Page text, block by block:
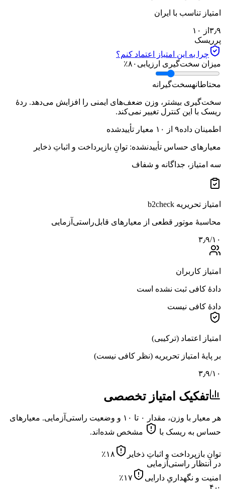
امتیاز تناسب با ایران
۳٫۹ از ۱۰
پرریسک
چرا به این امتیاز اعتماد کنم؟
میزان سخت‌گیری ارزیابی ۸۰٪
محتاطانهسخت‌گیرانه
سخت‌گیری بیشتر، وزن ضعف‌های ایمنی را افزایش می‌دهد. ردهٔ
ریسک با این کنترل تغییر نمی‌کند.
اطمینان داده۹ از ۱۰ معیار تأییدشده
معیارهای حساس تأییدنشده: توانِ بازپرداخت و اثباتِ ذخایر
سه امتیاز، جداگانه و شفاف
امتیاز تحریریه b2check
محاسبهٔ موتور قطعی از معیارهای قابل‌راستی‌آزمایی
۳٫۹/۱۰
امتیاز کاربران
دادهٔ کافی ثبت نشده است
دادهٔ کافی نیست
امتیاز اعتماد (ترکیبی)
بر پایهٔ امتیاز تحریریه (نظر کافی نیست)
۳٫۹/۱۰
تفکیک امتیاز تخصصی
هر معیار با وزن، مقدار ۰ تا ۱۰ و وضعیت راستی‌آزمایی. معیارهای
حساس به ریسک با
مشخص شده‌اند.
توانِ بازپرداخت و اثباتِ ذخایر ۱۸٪
در انتظار راستی‌آزمایی
امنیت و نگهداریِ دارایی
۱۷٪